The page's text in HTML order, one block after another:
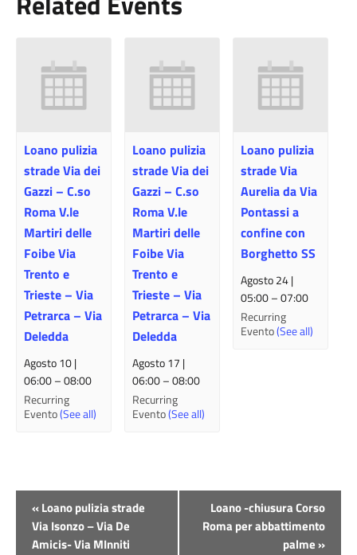
Loano pulizia
strade Via dei
Gazzi – C.so
Roma V.le
Martiri delle
Foibe Via
Trento e
Trieste – Via
Petrarca – Via
Deledda
Agosto 10 |
06:00–08:00
Recurring
Evento(See all)
Loano pulizia
strade Via dei
Gazzi – C.so
Roma V.le
Martiri delle
Foibe Via
Trento e
Trieste – Via
Petrarca – Via
Deledda
Agosto 17 |
06:00–08:00
Recurring
Evento(See all)
Loano pulizia
strade Via
Aurelia da Via
Pontassi a
confine con
Borghetto SS
Agosto 24 |
05:00–07:00
Recurring
Evento(See all)
Evento
Navigazione
«Loano pulizia strade
Via Isonzo – Via De
Amicis- Via MInniti
Loano -chiusura Corso
Roma per abbattimento
palme»